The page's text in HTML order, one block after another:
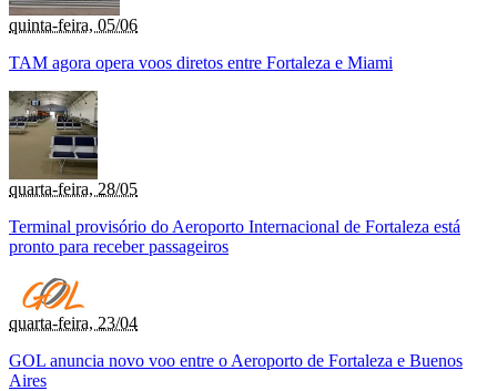
quinta-feira, 05/06
TAM agora opera voos diretos entre Fortaleza e Miami
quarta-feira, 28/05
Terminal provisório do Aeroporto Internacional de Fortaleza está
pronto para receber passageiros
quarta-feira, 23/04
GOL anuncia novo voo entre o Aeroporto de Fortaleza e Buenos
Aires